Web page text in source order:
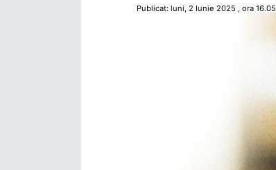
Publicat: luni, 2 Iunie 2025 , ora 16.05